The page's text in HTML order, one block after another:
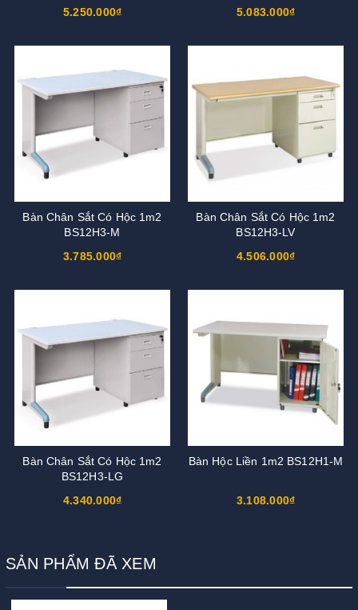
5.250.000₫
5.083.000₫
Bàn Chân Sắt Có Hộc 1m2
BS12H3-M
3.785.000₫
Bàn Chân Sắt Có Hộc 1m2
BS12H3-LV
4.506.000₫
Bàn Chân Sắt Có Hộc 1m2
BS12H3-LG
4.340.000₫
Bàn Hộc Liền 1m2 BS12H1-M
3.108.000₫
SẢN PHẨM ĐÃ XEM